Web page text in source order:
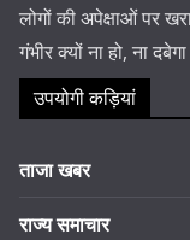
लोगों की अपेक्षाओं पर
गंभीर क्यों ना हो, ना
उपयोगी कड़ियां
ताजा खबर
राज्य समाचार